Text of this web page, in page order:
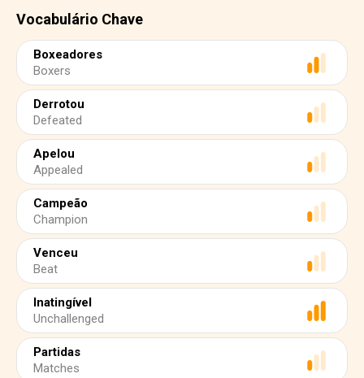
Vocabulário Chave
Boxeadores
Boxers
Derrotou
Defeated
Apelou
Appealed
Campeão
Champion
Venceu
Beat
Inatingível
Unchallenged
Partidas
Matches